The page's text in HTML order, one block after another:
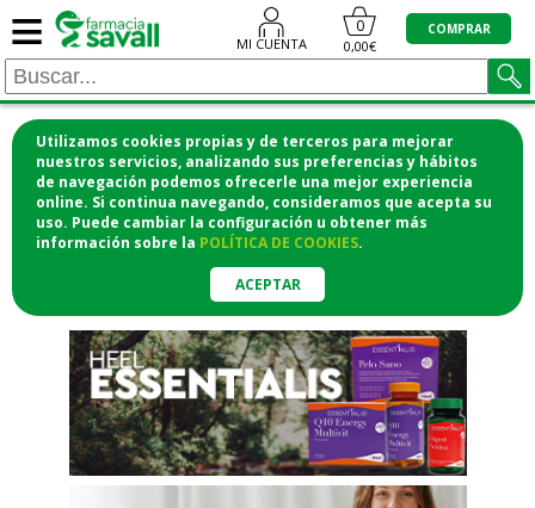
Utilizamos cookies propias y de terceros para mejorar
nuestros servicios, analizando sus preferencias y hábitos
de navegación podemos ofrecerle una mejor experiencia
online. Si continua navegando, consideramos que acepta su
uso. Puede cambiar la configuración u obtener más
información sobre la POLÍTICA DE COOKIES.
ACEPTAR
≡ MI CUENTA
0
0,00€
COMPRAR
¡COMPRA CÓMODAMENTE
DESDE CASA Y RECOGE EN LA
FARMACIA!o si lo prefieres te lo mandamos
a casa